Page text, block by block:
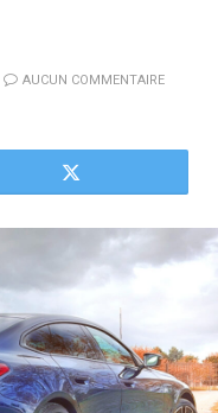
AUCUN COMMENTAIRE